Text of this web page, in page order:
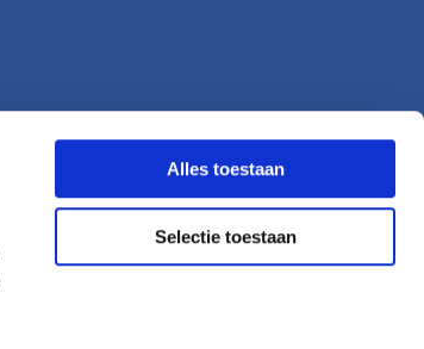
Alles toestaan
Selectie toestaan